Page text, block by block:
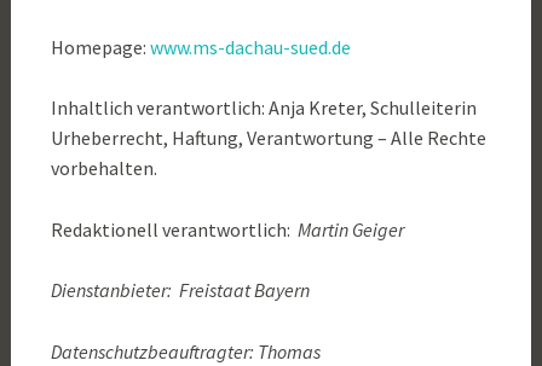
Homepage: www.ms-dachau-sued.de
Inhaltlich verantwortlich: Anja Kreter, Schulleiterin
Urheberrecht, Haftung, Verantwortung – Alle Rechte
vorbehalten.
Redaktionell verantwortlich: Martin Geiger
Dienstanbieter: Freistaat Bayern
Datenschutzbeauftragter: Thomas